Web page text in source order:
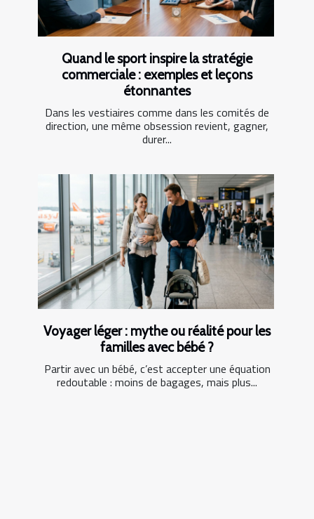
Quand le sport inspire la stratégie
commerciale : exemples et leçons
étonnantes
Dans les vestiaires comme dans les comités de
direction, une même obsession revient, gagner,
durer...
Voyager léger : mythe ou réalité pour les
familles avec bébé ?
Partir avec un bébé, c’est accepter une équation
redoutable : moins de bagages, mais plus...